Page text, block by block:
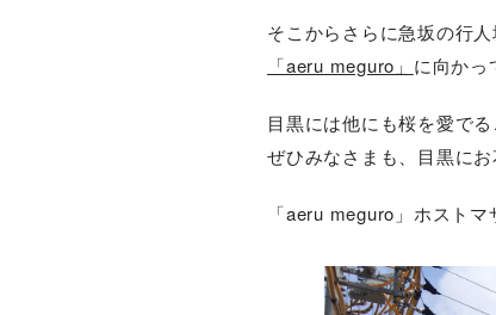
そこからさらに急坂の行人
「aeru meguro」 に向かっ
目黒には他にも桜を愛で
ぜひみなさまも、目黒に
「aeru meguro」ホスト